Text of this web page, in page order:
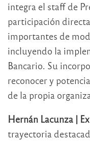
integra el staff de
participación
importantes de
incluyendo la
Bancario. Su
reconocer y
de la propia
Hernán Lacunza |
trayectoria